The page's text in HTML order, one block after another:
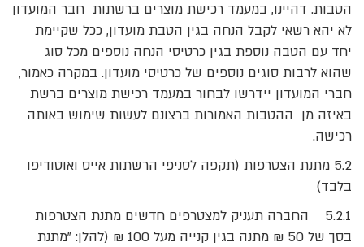
הטבות. דהיינו, במעמד רכישת מוצרים ברשתות חבר המועדון
לא יהא רשאי לקבל הנחה בגין הטבת מועדון, ככל שקיימת
יחד עם הטבה נוספת בגין כרטיסי הנחה נוספים מכל סוג
שהוא לרבות סוגים נוספים של כרטיסי מועדון. במקרה כאמור,
חברי המועדון יידרשו לבחור במעמד רכישת מוצרים ברשת
באיזה מן ההטבות האמורות ברצונם לעשות שימוש באותה
רכישה.
5.2 מתנת הצטרפות (תקפה לסניפי הרשתות אייס ואוטודיפו
בלבד)
5.2.1 החברה תעניק למצטרפים חדשים מתנת הצטרפות
בסך של 50 ₪ מתנה בגין קנייה מעל 100 ₪ (להלן: "מתנת